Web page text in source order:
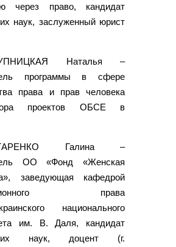
через право, кандидат
наук, заслуженный юрист
Наталья –
программы в сфере
права и прав человека
проектов ОБСЕ в
Галина –
ОО «Фонд «Женская
заведующая кафедрой
права
национального
им. В. Даля, кандидат
наук, доцент (г.